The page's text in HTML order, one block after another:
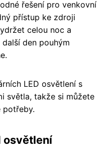
řešení pro venkovní
přístup ke zdroji
celou noc a
den pouhým
LED osvětlení s
světla, takže si můžete
potřeby.
osvětlení